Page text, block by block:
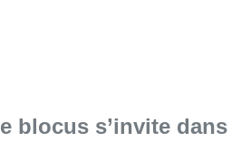
blocus s’invite dans